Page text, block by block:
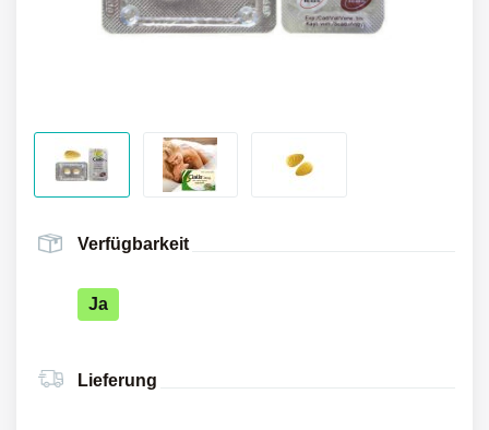
Verfügbarkeit
Ja
Lieferung